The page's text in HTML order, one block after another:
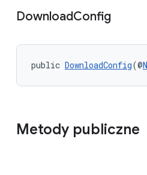
DownloadConfig
public DownloadConfig(@
Metody publiczne